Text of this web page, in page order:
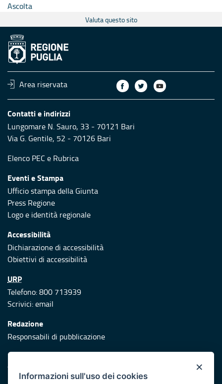
Ascolta
Valuta questo sito
Area riservata
Contatti e indirizzi
Lungomare N. Sauro, 33 - 70121 Bari
Via G. Gentile, 52 - 70126 Bari
Elenco PEC e Rubrica
Eventi e Stampa
Ufficio stampa della Giunta
Press Regione
Logo e identità regionale
Accessibilità
Dichiarazione di accessibilità
Obiettivi di accessibilità
URP
Telefono: 800 713939
Scrivici:email
Redazione
Responsabili di pubblicazione
Protezione civile
Vai al sito di Protezione Civile Puglia
×
Informazioni sull'uso dei cookies